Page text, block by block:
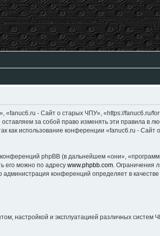
- Сайт о старых ЧПУ», «https://fanuc6.ru/
за собой право изменять эти правила в
как использование конференции «fanuc6.ru -
phpBB (в дальнейшем «они»,
его можно по адресу www.phpbb.com. Ограничения
конференций определяет в
и эксплуатацией различных систем